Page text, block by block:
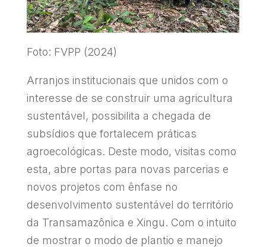
Foto: FVPP (2024)
Arranjos institucionais que unidos com o
interesse de se construir uma agricultura
sustentável, possibilita a chegada de
subsídios que fortalecem práticas
agroecológicas. Deste modo, visitas como
esta, abre portas para novas parcerias e
novos projetos com ênfase no
desenvolvimento sustentável do território
da Transamazônica e Xingu. Com o intuito
de mostrar o modo de plantio e manejo